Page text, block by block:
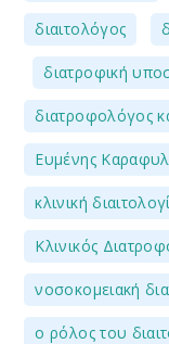
διαιτολόγος
διατροφική
διατροφολόγος
Ευμένης
κλινική
Κλινικός
νοσοκομειακή
ο ρόλος του